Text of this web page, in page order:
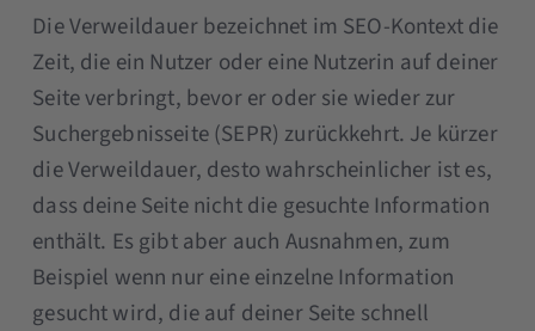
Die Verweildauer bezeichnet im SEO-Kontext die
Zeit, die ein Nutzer oder eine Nutzerin auf deiner
Seite verbringt, bevor er oder sie wieder zur
Suchergebnisseite (SEPR) zurückkehrt. Je kürzer
die Verweildauer, desto wahrscheinlicher ist es,
dass deine Seite nicht die gesuchte Information
enthält. Es gibt aber auch Ausnahmen, zum
Beispiel wenn nur eine einzelne Information
gesucht wird, die auf deiner Seite schnell